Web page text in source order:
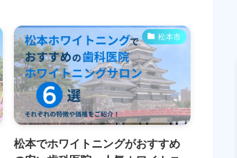
松本市
松本でホワイトニングがおすすめ